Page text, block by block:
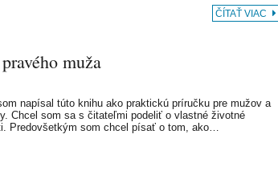
ČÍTAŤ VIAC
muža
napísal túto knihu ako praktickú príručku pre mužov a
Chcel som sa s čitateľmi podeliť o vlastné životné
Predovšetkým som chcel písať o tom, ako…